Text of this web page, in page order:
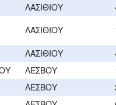
ΛΑΣΙΘΙΟΥ
ΛΑΣΙΘΙΟΥ
ΛΑΣΙΘΙΟΥ
ΛΕΣΒΟΥ
ΛΕΣΒΟΥ